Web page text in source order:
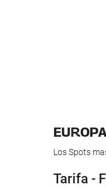
EUROPA
Los Spots
Tarifa -